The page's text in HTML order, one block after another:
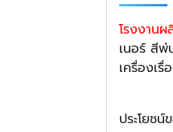
โรงงาน
เนอร์ สีพ่
เครื่องเ
ประโยช